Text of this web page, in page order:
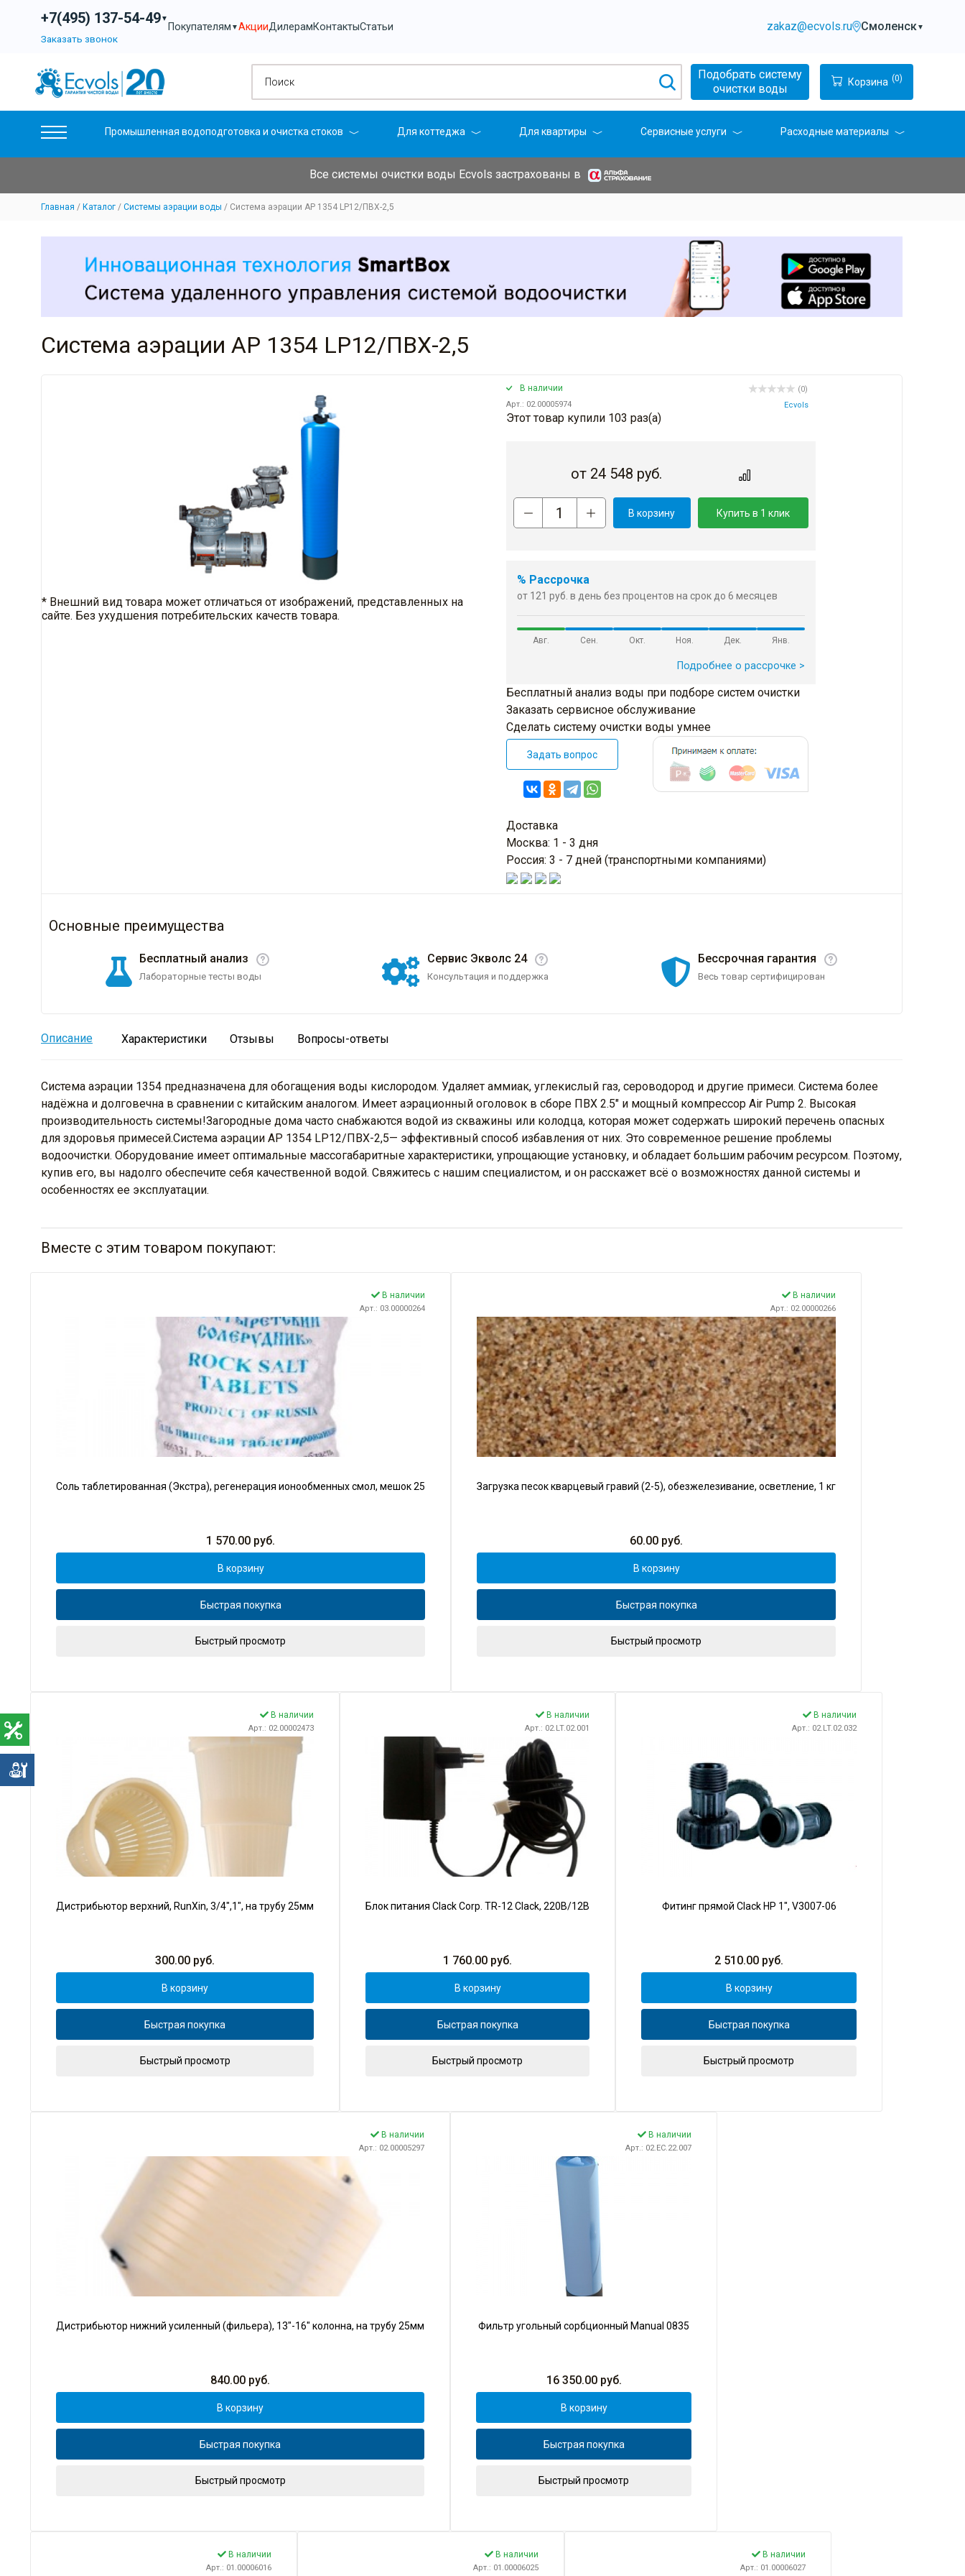
+7(495) 137-54-49▼
Заказать звонок
Покупателям ▼АкцииДилерамКонтактыСтатьи zakaz@ecvols.ru Смоленск▼
Подобрать систему
очистки воды
Корзина (0)
Промышленная водоподготовка и очистка стоков Для коттеджа Для квартиры Сервисные услуги Расходные материалы
Все системы очистки воды Ecvols застрахованы в
Главная Каталог Системы аэрации воды Система аэрации AP 1354 LP12/ПВХ-2,5
Система аэрации AP 1354 LP12/ПВХ-2,5
* Внешний вид товара может отличаться от изображений, представленных на
сайте. Без ухудшения потребительских качеств товара.
В наличии
Арт.: 02.00005974
(0)
Ecvols
Этот товар купили 103 раз(a)
от 24 548 руб.
В корзину Купить в 1 клик
% Рассрочка
от 121 руб. в день без процентов на срок до 6 месяцев
Авг. Сен. Окт. Ноя. Дек. Янв.
Подробнее о рассрочке >
Бесплатный анализ воды при подборе систем очистки
Заказать сервисное обслуживание
Сделать систему очистки воды умнее
Задать вопрос
Доставка
Москва: 1 - 3 дня
Россия: 3 - 7 дней (транспортными компаниями)
Основные преимущества
Бесплатный анализ
Лабораторные тесты воды
Сервис Экволс 24
Консультация и поддержка
Бессрочная гарантия
Весь товар сертифицирован
Описание Характеристики Отзывы Вопросы-ответы
Система аэрации 1354 предназначена для обогащения воды кислородом. Удаляет аммиак, углекислый газ, сероводород и другие примеси. Система более
надёжна и долговечна в сравнении с китайским аналогом. Имеет аэрационный оголовок в сборе ПВХ 2.5" и мощный компрессор Air Pump 2. Высокая
производительность системы!Загородные дома часто снабжаются водой из скважины или колодца, которая может содержать широкий перечень опасных
для здоровья примесей.Система аэрации AP 1354 LP12/ПВХ-2,5— эффективный способ избавления от них. Это современное решение проблемы
водоочистки. Оборудование имеет оптимальные массогабаритные характеристики, упрощающие установку, и обладает большим рабочим ресурсом. Поэтому,
купив его, вы надолго обеспечите себя качественной водой. Свяжитесь с нашим специалистом, и он расскажет всё о возможностях данной системы и
особенностях ее эксплуатации.
Вместе с этим товаром покупают:
В наличии
Арт.: 03.00000264
Соль таблетированная (Экстра), регенерация ионообменных смол, мешок 25
1 570.00 руб.
В корзину
Быстрая покупка
Быстрый просмотр
В наличии
Арт.: 02.00000266
Загрузка песок кварцевый гравий (2-5), обезжелезивание, осветление, 1 кг
60.00 руб.
В корзину
Быстрая покупка
Быстрый просмотр
В наличии
Арт.: 02.00002473
Дистрибьютор верхний, RunXin, 3/4",1", на трубу 25мм
300.00 руб.
В корзину
Быстрая покупка
Быстрый просмотр
В наличии
Арт.: 02.LT.02.001
Блок питания Clack Corp. TR-12 Clack, 220В/12В
1 760.00 руб.
В корзину
Быстрая покупка
Быстрый просмотр
В наличии
Арт.: 02.LT.02.032
Фитинг прямой Clack НР 1", V3007-06
2 510.00 руб.
В корзину
Быстрая покупка
Быстрый просмотр
В наличии
Арт.: 02.00005297
Дистрибьютор нижний усиленный (фильера), 13"-16" колонна, на трубу 25мм
840.00 руб.
В корзину
Быстрая покупка
Быстрый просмотр
В наличии
Арт.: 02.EC.22.007
Фильтр угольный сорбционный Manual 0835
16 350.00руб.
В корзину
Быстрая покупка
Быстрый просмотр
В наличии
Арт.: 01.00006016
В наличии
Арт.: 01.00006025
В наличии
Арт.: 01.00006027